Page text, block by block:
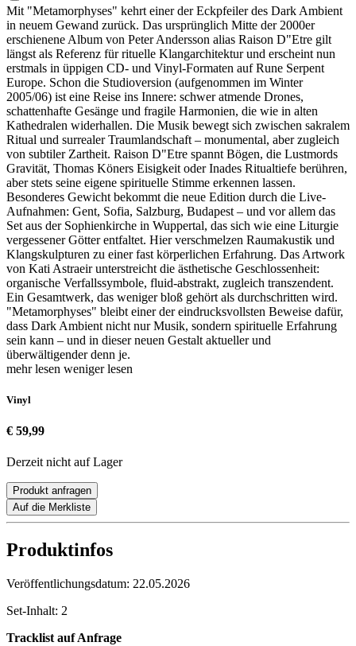
Mit "Metamorphyses" kehrt einer der Eckpfeiler des Dark Ambient
in neuem Gewand zurück. Das ursprünglich Mitte der 2000er
erschienene Album von Peter Andersson alias Raison D"Etre gilt
längst als Referenz für rituelle Klangarchitektur und erscheint nun
erstmals in üppigen CD- und Vinyl-Formaten auf Rune Serpent
Europe. Schon die Studioversion (aufgenommen im Winter
2005/06) ist eine Reise ins Innere: schwer atmende Drones,
schattenhafte Gesänge und fragile Harmonien, die wie in alten
Kathedralen widerhallen. Die Musik bewegt sich zwischen sakralem
Ritual und surrealer Traumlandschaft – monumental, aber zugleich
von subtiler Zartheit. Raison D"Etre spannt Bögen, die Lustmords
Gravität, Thomas Köners Eisigkeit oder Inades Ritualtiefe berühren,
aber stets seine eigene spirituelle Stimme erkennen lassen.
Besonderes Gewicht bekommt die neue Edition durch die Live-
Aufnahmen: Gent, Sofia, Salzburg, Budapest – und vor allem das
Set aus der Sophienkirche in Wuppertal, das sich wie eine Liturgie
vergessener Götter entfaltet. Hier verschmelzen Raumakustik und
Klangskulpturen zu einer fast körperlichen Erfahrung. Das Artwork
von Kati Astraeir unterstreicht die ästhetische Geschlossenheit:
organische Verfallssymbole, fluid-abstrakt, zugleich transzendent.
Ein Gesamtwerk, das weniger bloß gehört als durchschritten wird.
"Metamorphyses" bleibt einer der eindrucksvollsten Beweise dafür,
dass Dark Ambient nicht nur Musik, sondern spirituelle Erfahrung
sein kann – und in dieser neuen Gestalt aktueller und
überwältigender denn je.
mehr lesen weniger lesen
Vinyl
€ 59,99
Derzeit nicht auf Lager
Produkt anfragen
Auf die Merkliste
Produktinfos
Veröffentlichungsdatum: 22.05.2026
Set-Inhalt: 2
Tracklist auf Anfrage